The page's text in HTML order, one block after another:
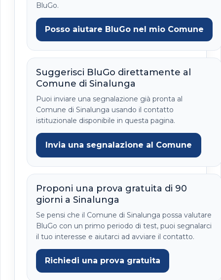
BluGo.
Posso aiutare BluGo nel mio Comune
Suggerisci BluGo direttamente al
Comune di Sinalunga
Puoi inviare una segnalazione già pronta al
Comune di Sinalunga usando il contatto
istituzionale disponibile in questa pagina.
Invia una segnalazione al Comune
Proponi una prova gratuita di 90
giorni a Sinalunga
Se pensi che il Comune di Sinalunga possa valutare
BluGo con un primo periodo di test, puoi segnalarci
il tuo interesse e aiutarci ad avviare il contatto.
Richiedi una prova gratuita